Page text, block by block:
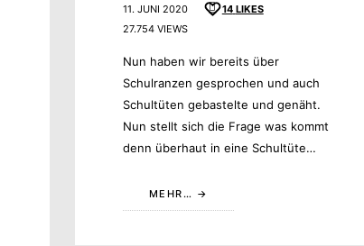
11. JUNI 2020 14 LIKES
27.754 VIEWS
Nun haben wir bereits über
Schulranzen gesprochen und auch
Schultüten gebastelte und genäht.
Nun stellt sich die Frage was kommt
denn überhaut in eine Schultüte…
MEHR…